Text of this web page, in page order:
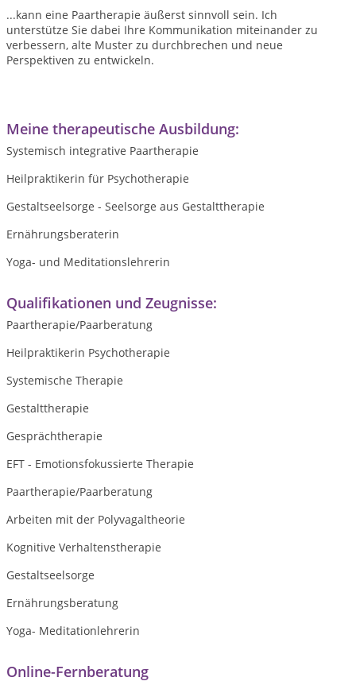
...kann eine Paartherapie äußerst sinnvoll sein. Ich
unterstütze Sie dabei Ihre Kommunikation miteinander zu
verbessern, alte Muster zu durchbrechen und neue
Perspektiven zu entwickeln.
Meine therapeutische Ausbildung:
Systemisch integrative Paartherapie
Heilpraktikerin für Psychotherapie
Gestaltseelsorge - Seelsorge aus Gestalttherapie
Ernährungsberaterin
Yoga- und Meditationslehrerin
Qualifikationen und Zeugnisse:
Paartherapie/Paarberatung
Heilpraktikerin Psychotherapie
Systemische Therapie
Gestalttherapie
Gesprächtherapie
EFT - Emotionsfokussierte Therapie
Paartherapie/Paarberatung
Arbeiten mit der Polyvagaltheorie
Kognitive Verhaltenstherapie
Gestaltseelsorge
Ernährungsberatung
Yoga- Meditationlehrerin
Online-Fernberatung